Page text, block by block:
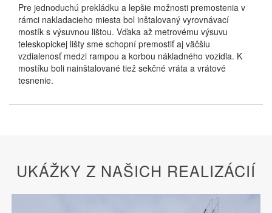
Pre jednoduchú prekládku a lepšie možnosti premostenia v
rámci nakladacieho miesta bol inštalovaný vyrovnávací
mostík s výsuvnou lištou. Vďaka až metrovému výsuvu
teleskopickej lišty sme schopní premostiť aj väčšiu
vzdialenosť medzi rampou a korbou nákladného vozidla. K
mostíku boli nainštalované tiež sekčné vráta a vrátové
tesnenie.
UKÁŽKY Z NAŠICH REALIZÁCIÍ